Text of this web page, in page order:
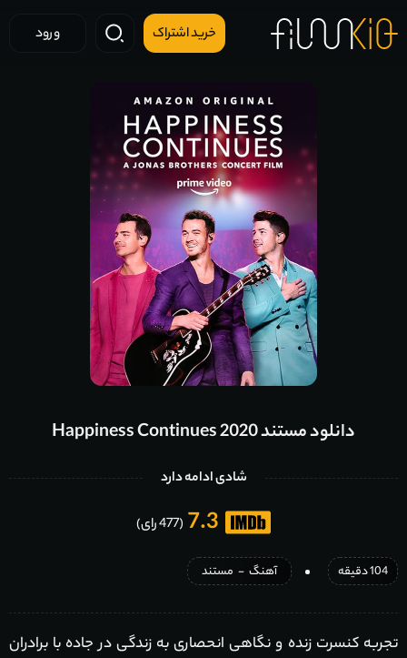
خرید اشتراک ورود
دانلود مستند Happiness Continues 2020
شادی ادامه دارد
7.3 (477 رای)
104 دقیقه آهنگ - مستند
تجربه کنسرت زنده و نگاهی انحصاری به زندگی در جاده با برادران